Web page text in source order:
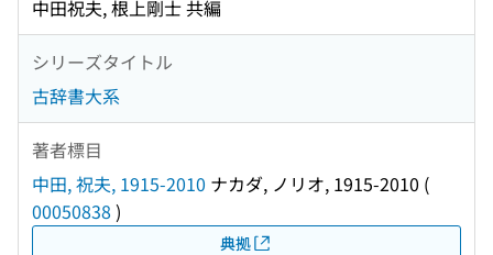
中田祝夫, 根上剛士 共編
シリーズタイトル
古辞書大系
著者標目
中田, 祝夫, 1915-2010 ナカダ, ノリオ, 1915-2010 (
00050838 )
典拠